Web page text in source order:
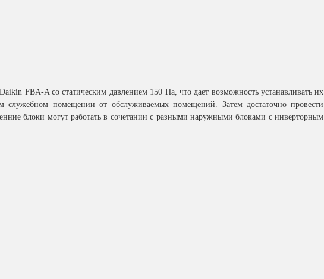
FBA-A со статическим давлением 150 Па, что дает возможность устанавливать их
служебном помещении от обслуживаемых помещений. Затем достаточно провести
блоки могут работать в сочетании с разными наружными блоками с инверторным